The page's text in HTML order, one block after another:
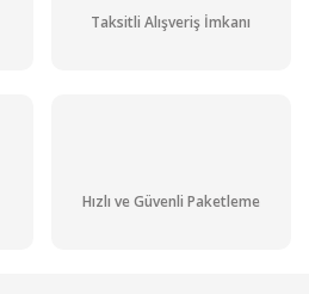
Taksitli Alışveriş İmkanı
Hızlı ve Güvenli Paketleme